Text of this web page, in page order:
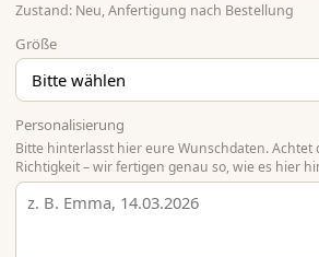
Zustand: Neu, Anfertigung nach Bestellung
Größe
Personalisierung
Bitte hinterlasst hier eure Wunschdaten. Achtet
Richtigkeit – wir fertigen genau so, wie es hier